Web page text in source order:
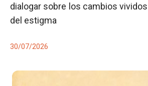
dialogar sobre los cambios
del estigma
30/07/2026